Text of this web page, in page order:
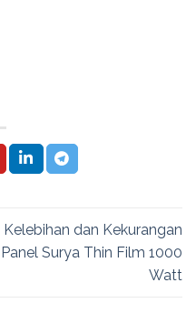
Kelebihan dan Kekurangan
Panel Surya Thin Film 1000
Watt